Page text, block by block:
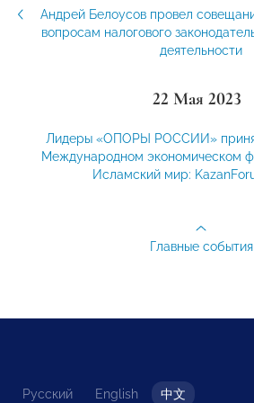
Андрей Белоусов провел
вопросам налогового
деятельности
22 Мая 2023
Лидеры «ОПОРЫ РОССИИ»
Международном экономическом
Исламский мир:
Главные события
Русский English 中文